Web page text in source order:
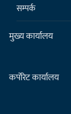
सम्पर्क
मुख्य कार्यालय
कर्पाेरेट कार्यालय